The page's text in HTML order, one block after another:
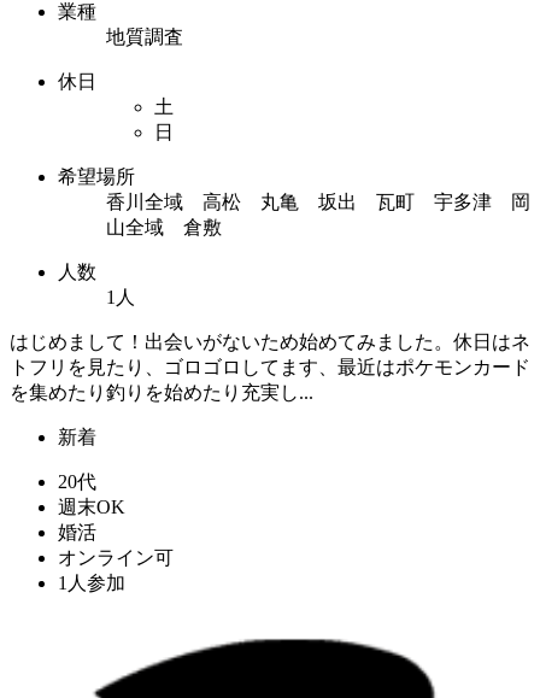
業種
地質調査
休日
土
日
希望場所
香川全域 高松 丸亀 坂出 瓦町 宇多津 岡
山全域 倉敷
人数
1人
はじめまして！出会いがないため始めてみました。休日はネ
トフリを見たり、ゴロゴロしてます、最近はポケモンカード
を集めたり釣りを始めたり充実し...
新着
20代
週末OK
婚活
オンライン可
1人参加